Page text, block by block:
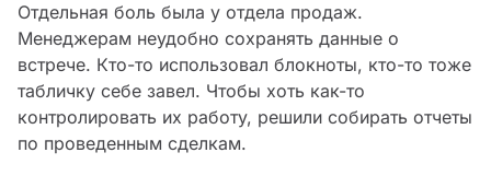
Отдельная боль была у отдела продаж.
Менеджерам неудобно сохранять данные о
встрече. Кто-то использовал блокноты, кто-то тоже
табличку себе завел. Чтобы хоть как-то
контролировать их работу, решили собирать отчеты
по проведенным сделкам.